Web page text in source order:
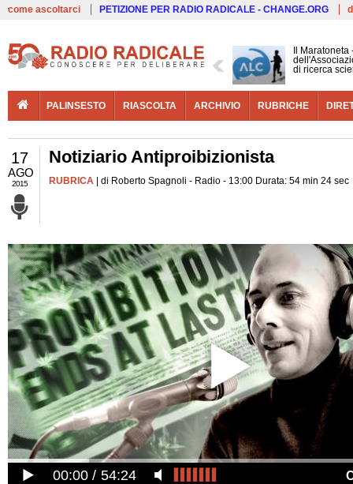
come ascoltarci PETIZIONE PER RADIO RADICALE - CHANGE.ORG
Il
di ricerca
PALINSESTO RIASCOLTA ARCHIVIO RUBRICHE
17
AGO
2015
Notiziario Antiproibizionista
RUBRICA | di Roberto Spagnoli - Radio - 13:00 Durata: 54 min 24 sec
00:00 54:24